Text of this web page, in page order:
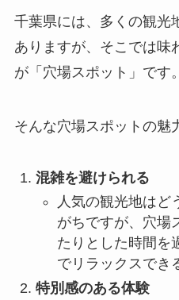
千葉県には、多くの観光
ありますが、そこでは味
が「穴場スポット」です。
そんな穴場スポットの魅
混雑を避けられる
人気の観光地はど
がちですが、穴場
たりとした時間を
でリラックスでき
特別感のある体験